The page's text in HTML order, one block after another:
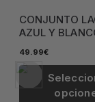
LACOSTE